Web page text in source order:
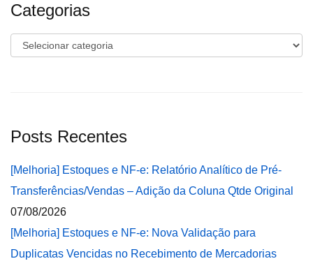
Categorias
Categorias
Posts Recentes
[Melhoria] Estoques e NF-e: Relatório Analítico de Pré-
Transferências/Vendas – Adição da Coluna Qtde Original
07/08/2026
[Melhoria] Estoques e NF-e: Nova Validação para
Duplicatas Vencidas no Recebimento de Mercadorias